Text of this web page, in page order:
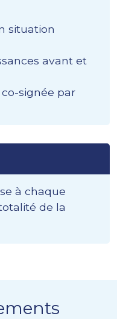
situation
avant et
signée par
à chaque
de la